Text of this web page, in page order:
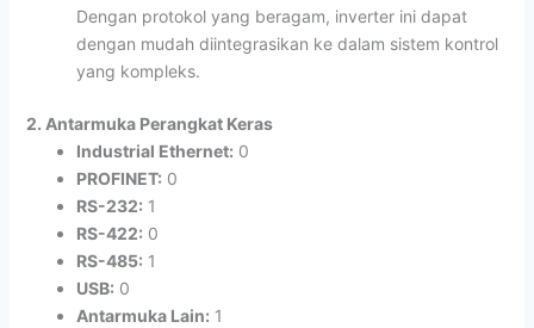
Dengan protokol yang beragam, inverter ini dapat
dengan mudah diintegrasikan ke dalam sistem kontrol
yang kompleks.
2. Antarmuka Perangkat Keras
Industrial Ethernet: 0
PROFINET: 0
RS-232: 1
RS-422: 0
RS-485: 1
USB: 0
Antarmuka Lain: 1